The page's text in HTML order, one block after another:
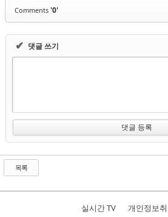
Comments '0'
✔ 댓글 쓰기
목록
실시간 TV 개인정보